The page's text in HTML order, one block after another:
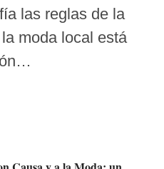
las reglas de la
moda local está